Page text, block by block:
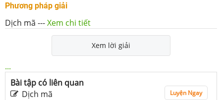
Phương pháp giải
Dịch mã ---Xem chi tiết
Xem lời giải
...
Bài tập có liên quan
Dịch mã
Luyện Ngay